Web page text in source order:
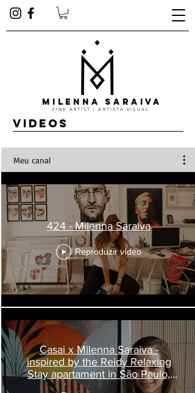
MILENNA SARAIVA
FINE ARTIST | ARTISTA VISUAL
VIDEOS
Meu canal
424 - Milenna Saraiva
Reproduzir vídeo
Casai x Milenna Saraiva -
inspired by the Reidy Relaxing
Stay apartament in São Paulo,
Brazil